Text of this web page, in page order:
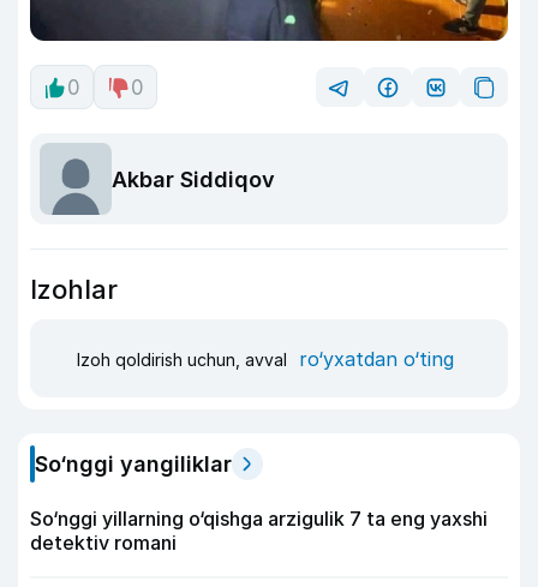
0 0
Akbar Siddiqov
Izohlar
Izoh qoldirish uchun, avval ro‘yxatdan o‘ting
So‘nggi yangiliklar
So‘nggi yillarning o‘qishga arzigulik 7 ta eng yaxshi
detektiv romani